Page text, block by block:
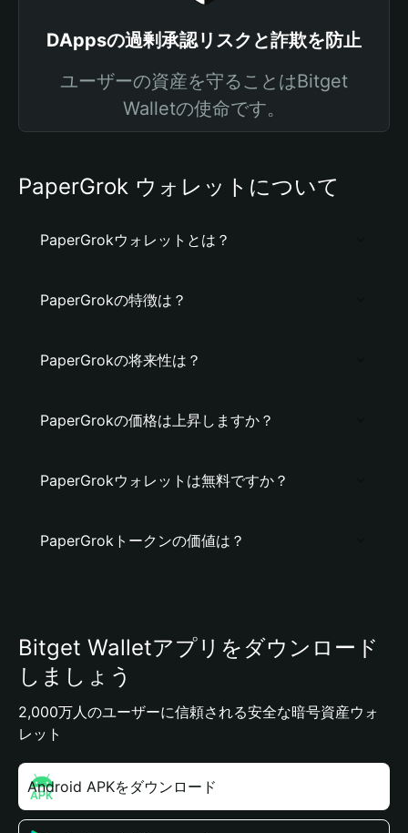
DAppsの過剰承認リスクと詐欺を防止
ユーザーの資産を守ることはBitget
Walletの使命です。
PaperGrok ウォレットについて
PaperGrokウォレットとは？
PaperGrokの特徴は？
PaperGrokの将来性は？
PaperGrokの価格は上昇しますか？
PaperGrokウォレットは無料ですか？
PaperGrokトークンの価値は？
Bitget Walletアプリをダウンロード
しましょう
2,000万人のユーザーに信頼される安全な暗号資産ウォ
レット
Android APKをダウンロード